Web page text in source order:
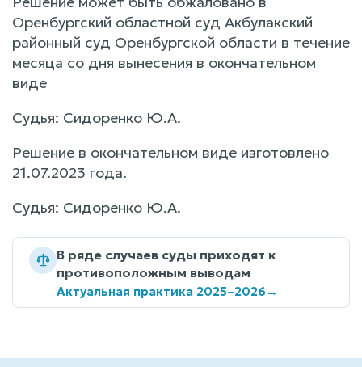
Оренбургский областной суд Акбулакский
районный суд Оренбургской области в течение
месяца со дня вынесения в окончательном
виде
Судья: Сидоренко Ю.А.
Решение в окончательном виде изготовлено
21.07.2023 года.
Судья: Сидоренко Ю.А.
В ряде случаев суды приходят к
противоположным выводам
Актуальная практика 2025–2026→